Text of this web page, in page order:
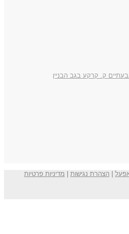
הצהרת נגישות
מדיניות פרטיות